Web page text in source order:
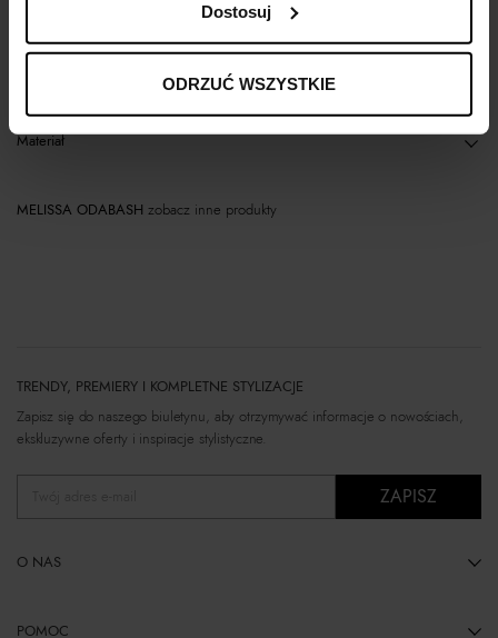
Dostosuj
ODRZUĆ WSZYSTKIE
Materiał
MELISSA ODABASH zobacz inne produkty
TRENDY, PREMIERY I KOMPLETNE STYLIZACJE
Zapisz się do naszego biuletynu, aby otrzymywać informacje o nowościach,
ekskluzywne oferty i inspiracje stylistyczne.
ZAPISZ
O NAS
POMOC